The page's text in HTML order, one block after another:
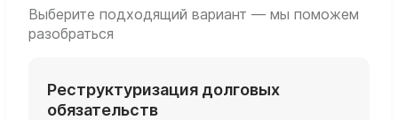
Выберите подходящий вариант — мы поможем
разобраться
Реструктуризация долговых
обязательств